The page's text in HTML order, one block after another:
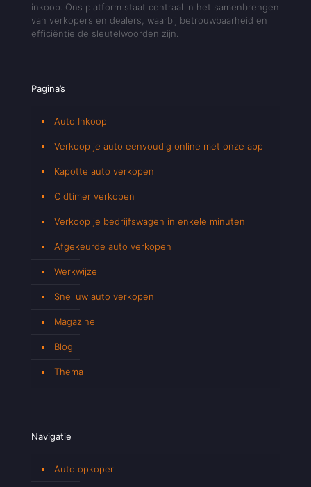
inkoop. Ons platform staat centraal in het samenbrengen
van verkopers en dealers, waarbij betrouwbaarheid en
efficiëntie de sleutelwoorden zijn.
Pagina’s
Auto Inkoop
Verkoop je auto eenvoudig online met onze app
Kapotte auto verkopen
Oldtimer verkopen
Verkoop je bedrijfswagen in enkele minuten
Afgekeurde auto verkopen
Werkwijze
Snel uw auto verkopen
Magazine
Blog
Thema
Navigatie
Auto opkoper